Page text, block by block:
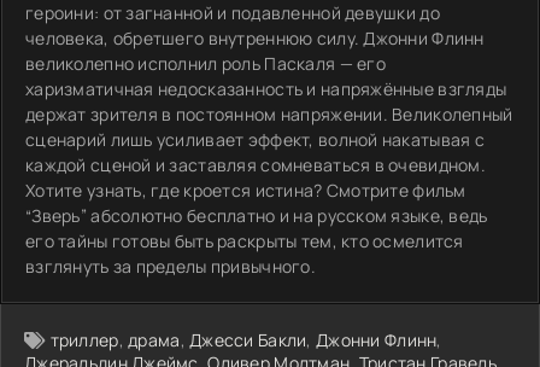
героини: от загнанной и подавленной девушки до
человека, обретшего внутреннюю силу. Джонни Флинн
великолепно исполнил роль Паскаля — его
харизматичная недосказанность и напряжённые взгляды
держат зрителя в постоянном напряжении. Великолепный
сценарий лишь усиливает эффект, волной накатывая с
каждой сценой и заставляя сомневаться в очевидном.
Хотите узнать, где кроется истина? Смотрите фильм
“Зверь” абсолютно бесплатно и на русском языке, ведь
его тайны готовы быть раскрыты тем, кто осмелится
взглянуть за пределы привычного.
триллер,драма,Джесси Бакли, Джонни Флинн,